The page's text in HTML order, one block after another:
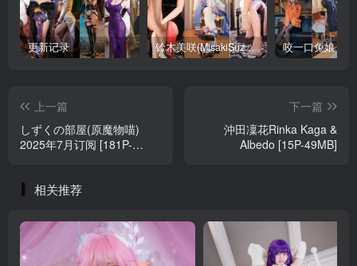
更新记录 铃木美咲(MisakiSuzuki) 合集下载 咬一口兔娘 合
上一篇
しずくの部屋(原魔物喵)
2025年7月订阅 [181P-
下一篇
沖田凜花Rinka Kaga &
Albedo [15P-49MB]
相关推荐